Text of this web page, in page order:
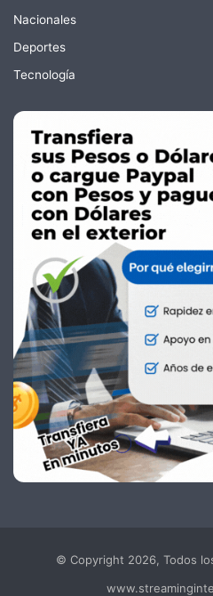
Nacionales
Deportes
Tecnología
© Copyright 2026, Todos